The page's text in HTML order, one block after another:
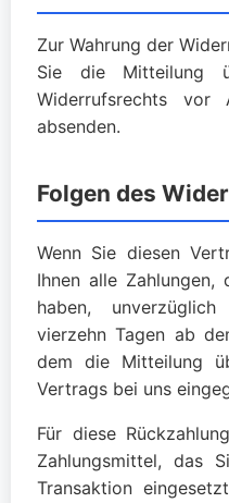
Zur Wahrung der
Sie die Mitteilung
Widerrufsrechts vor
absenden.
Folgen des
Wenn Sie diesen
Ihnen alle
haben,
vierzehn Tagen ab
dem die Mitteilung
Vertrags bei uns
Für diese
Zahlungsmittel, das
Transaktion